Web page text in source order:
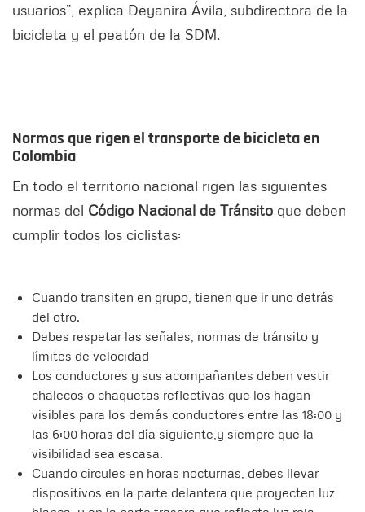
usuarios”, explica Deyanira Ávila, subdirectora de la
bicicleta y el peatón de la SDM.
Normas que rigen el transporte de bicicleta en
Colombia
En todo el territorio nacional rigen las siguientes
normas del Código Nacional de Tránsito que deben
cumplir todos los ciclistas:
Cuando transiten en grupo, tienen que ir uno detrás
del otro.
Debes respetar las señales, normas de tránsito y
límites de velocidad
Los conductores y sus acompañantes deben vestir
chalecos o chaquetas reflectivas que los hagan
visibles para los demás conductores entre las 18:00 y
las 6:00 horas del día siguiente,y siempre que la
visibilidad sea escasa.
Cuando circules en horas nocturnas, debes llevar
dispositivos en la parte delantera que proyecten luz